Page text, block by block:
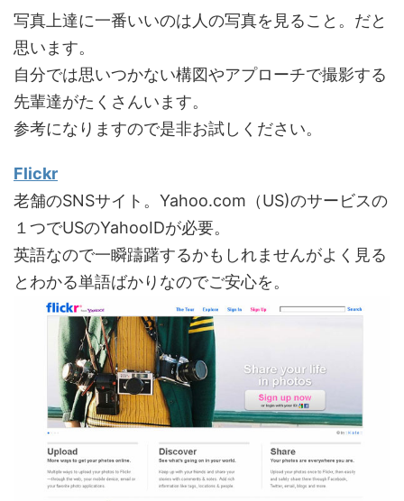
写真上達に一番いいのは人の写真を見ること。だと
思います。
自分では思いつかない構図やアプローチで撮影する
先輩達がたくさんいます。
参考になりますので是非お試しください。
Flickr
老舗のSNSサイト。Yahoo.com（US)のサービスの
１つでUSのYahooIDが必要。
英語なので一瞬躊躇するかもしれませんがよく見る
とわかる単語ばかりなのでご安心を。